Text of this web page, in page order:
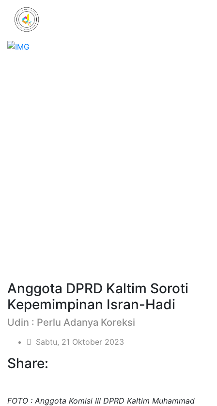
Anggota DPRD Kaltim Soroti
Kepemimpinan Isran-Hadi
Udin : Perlu Adanya Koreksi
Sabtu, 21 Oktober 2023
Share:
FOTO : Anggota Komisi III DPRD Kaltim Muhammad